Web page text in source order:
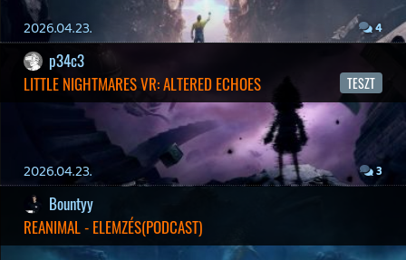
2026.03.15. 1
Necroman Mk2
HIGHGUARD - NECRO'S LOG
4